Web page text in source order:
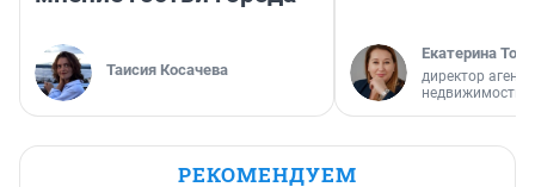
Таисия Косачева
Екатерина
директор
недвижимости
РЕКОМЕНДУЕМ